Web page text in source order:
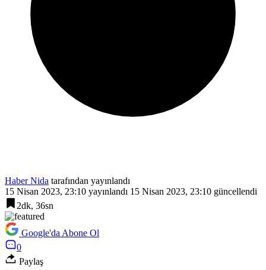
Haber Nida tarafından yayınlandı
15 Nisan 2023, 23:10 yayınlandı 15 Nisan 2023, 23:10 güncellendi
2dk, 36sn
Google'da Abone Ol
0
Paylaş